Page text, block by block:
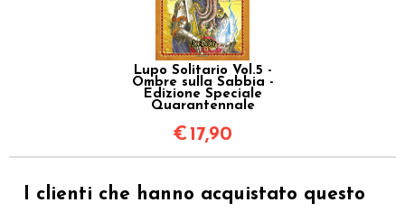
Lupo Solitario Vol.5 -
Ombre sulla Sabbia -
Edizione Speciale
Quarantennale
€ 17,90
I clienti che hanno acquistato questo